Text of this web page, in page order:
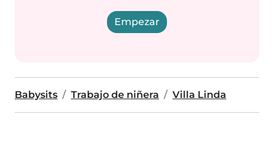
Empezar
Babysits Trabajo de niñera Villa Linda